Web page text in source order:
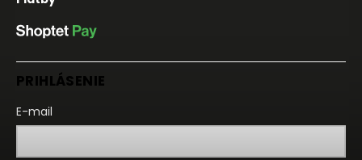
PRIHLÁSENIE
E-mail